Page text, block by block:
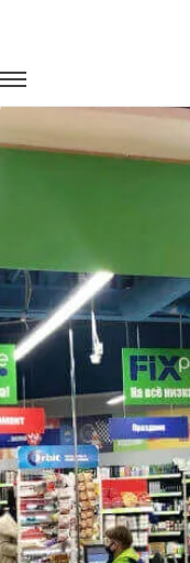
Бэст Прайс (FixPriсe)